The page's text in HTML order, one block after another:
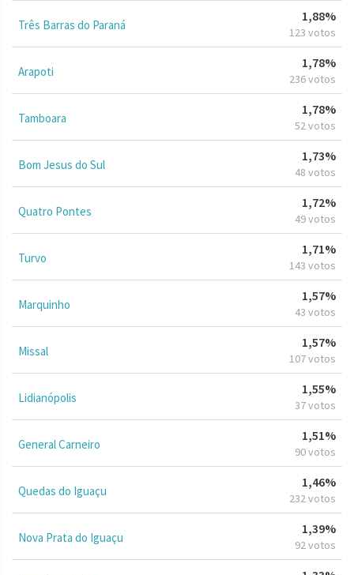
Três Barras do Paraná
1,88%
123 votos
Arapoti
1,78%
236 votos
Tamboara
1,78%
52 votos
Bom Jesus do Sul
1,73%
48 votos
Quatro Pontes
1,72%
49 votos
Turvo
1,71%
143 votos
Marquinho
1,57%
43 votos
Missal
1,57%
107 votos
Lidianópolis
1,55%
37 votos
General Carneiro
1,51%
90 votos
Quedas do Iguaçu
1,46%
232 votos
Nova Prata do Iguaçu
1,39%
92 votos